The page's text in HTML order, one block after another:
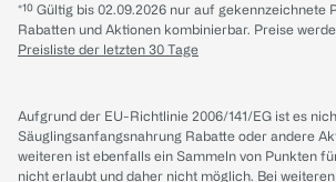
*¹⁰ Gültig bis 02.09.2026 nur auf
Rabatten und Aktionen kombinierbar. Preise
Preisliste der letzten 30 Tage
Aufgrund der EU-Richtlinie 2006/141/EG ist es
Säuglingsanfangsnahrung Rabatte oder andere
weiteren ist ebenfalls ein Sammeln von Punkten
nicht erlaubt und daher nicht möglich. Bei